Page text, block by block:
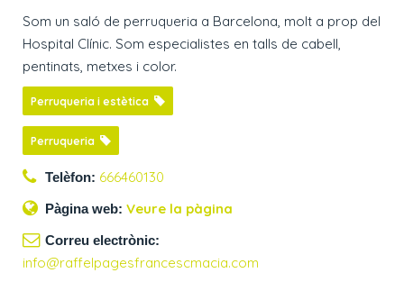
Som un saló de perruqueria a Barcelona, molt a prop del
Hospital Clínic. Som especialistes en talls de cabell,
pentinats, metxes i color.
Perruqueria i estètica
Perruqueria
Telèfon: 666460130
Pàgina web: Veure la pàgina
Correu electrònic:
info@raffelpagesfrancescmacia.com